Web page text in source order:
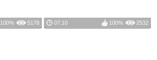
5178
100% 07:10 2532
100%